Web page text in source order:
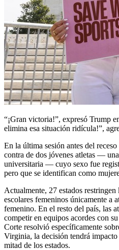
“¡Gran victoria!”, expresó Trump
elimina esa situación ridícula!”,
En la última sesión antes del
contra de dos jóvenes atletas —
universitaria — cuyo sexo fue
pero que se identifican como
Actualmente, 27 estados
escolares femeninos únicamente a
femenino. En el resto del país, las
competir en equipos acordes con
Corte resolvió específicamente
Virginia, la decisión tendrá impacto
mitad de los estados.